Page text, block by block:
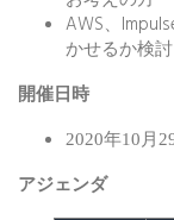
AWS、
かせるか検
開催日時
2020年10月
アジェンダ